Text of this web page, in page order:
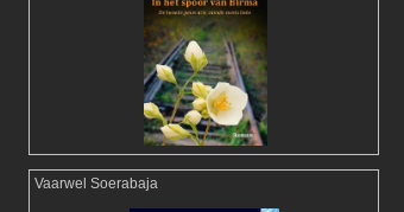
Vaarwel Soerabaja